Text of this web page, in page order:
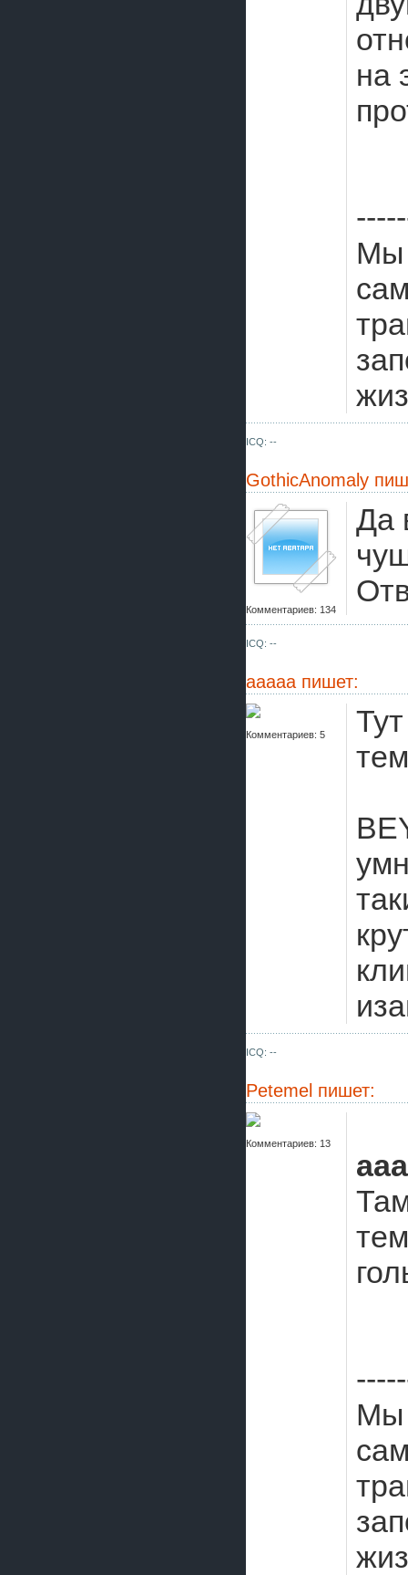
на
Мы
ICQ: --
GothicAnomaly
Комментариев: 134
Да
ICQ: --
aaaaa пишет:
Комментариев: 5
ICQ: --
Petemel пишет:
Комментариев: 13
Мы